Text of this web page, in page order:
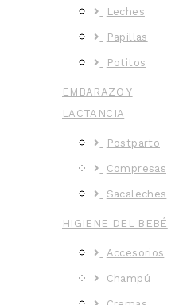
Leches
Papillas
Potitos
EMBARAZO Y
LACTANCIA
Postparto
Compresas
Sacaleches
HIGIENE DEL BEBÉ
Accesorios
Champú